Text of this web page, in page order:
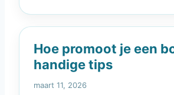
Hoe promoot je een
handige tips
maart 11, 2026